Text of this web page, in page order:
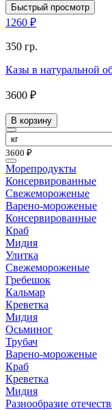
Быстрый просмотр
1260 ₽
350 гр.
Казы в натуральной
3600 ₽
В корзину
3600 ₽
Морепродукты
Консервированные
Свежемороженые
Варено-мороженые
Консервированные
Краб
Мидия
Улитка
Свежемороженые
Гребешок
Кальмар
Креветка
Мидия
Осьминог
Трубач
Варено-мороженые
Краб
Креветка
Мидия
Разнообразие